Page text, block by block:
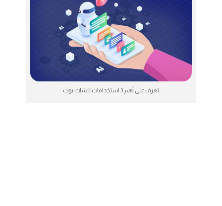
تعرف على أهم 3 استخدامات للشات بوت